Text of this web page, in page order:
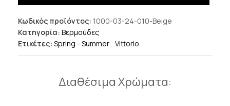
Κωδικός προϊόντος: 1000-03-24-010-Beige
Κατηγορία: Βερμούδες
Ετικέτες: Spring - Summer, Vittorio
Διαθέσιμα Χρώματα: